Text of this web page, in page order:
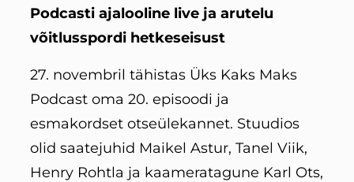
Podcasti ajalooline live ja arutelu
võitlusspordi hetkeseisust
27. novembril tähistas Üks Kaks Maks
Podcast oma 20. episoodi ja
esmakordset otseülekannet. Stuudios
olid saatejuhid Maikel Astur, Tanel Viik,
Henry Rohtla ja kaameratagune Karl Ots,